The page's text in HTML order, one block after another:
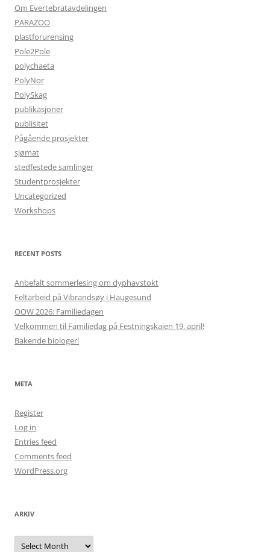
Om Evertebratavdelingen
PARAZOO
plastforurensing
Pole2Pole
polychaeta
PolyNor
PolySkag
publikasjoner
publisitet
Pågående prosjekter
sjømat
stedfestede samlinger
Studentprosjekter
Uncategorized
Workshops
RECENT POSTS
Anbefalt sommerlesing om dyphavstokt
Feltarbeid på Vibrandsøy i Haugesund
OOW 2026: Familiedagen
Velkommen til Familiedag på Festningskaien 19. april!
Bakende biologer!
META
Register
Log in
Entries feed
Comments feed
WordPress.org
ARKIV
Arkiv